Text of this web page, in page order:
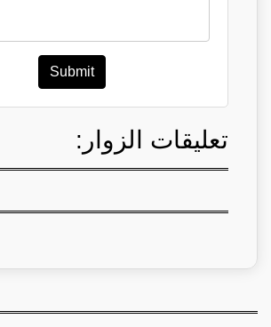
Submit
تعليقات الزوار: